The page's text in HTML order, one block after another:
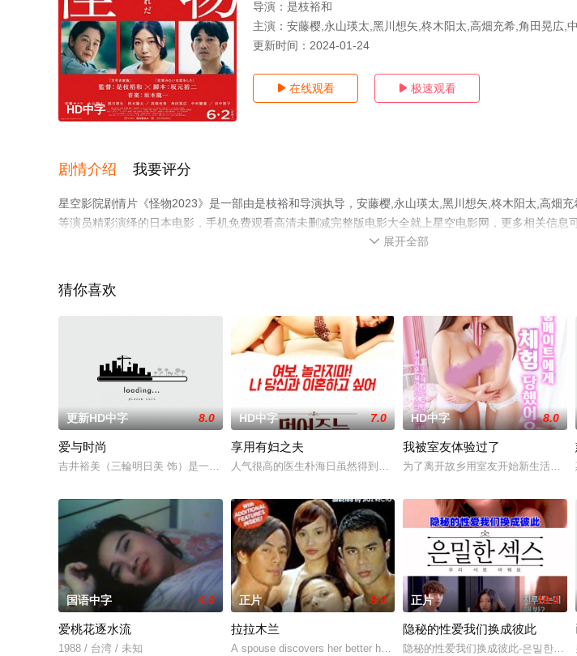
HD中字
导演： 是枝裕和
主演： 安藤樱,永山瑛太,黑川想矢,柊木阳太,高畑充希,角田晃広,
更新时间： 2024-01-24
 在线观看  极速观看
剧情介绍 我要评分
星空影院剧情片《怪物2023》是一部由是枝裕和导演执导，安藤樱,永山瑛太,黑川想矢,柊木阳太,高畑
等演员精彩演绎的日本电影，手机免费观看高清未删减完整版电影大全就上星空电影网，更多相关信息
 展开全部
猜你喜欢
更新HD中字 8.0
爱与时尚
吉井裕美（三輪明日美 饰）是一个生活在大都市里的时尚女高中生，在光怪陆离、物欲横流的时代，她身上不
HD中字 7.0
享用有妇之夫
人气很高的医生朴海日虽然得到了美貌的妻子蔡妍。 但是蔡妍是看着钱
HD中字 8.0
我被室友体验过了
为了离开故乡用室友开始新生活的
国语中字 4.0
爱桃花逐水流
1988 / 台湾 / 未知
正片 9.0
拉拉木兰
A spouse discovers her better half's savage room style unsettling and
正片 10.0
隐秘的性爱我们换成彼此
隐秘的性爱我们换成彼此-은밀한 섹